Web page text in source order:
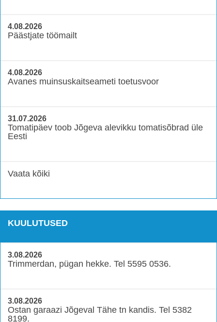
4.08.2026
Päästjate töömailt
4.08.2026
Avanes muinsuskaitseameti toetusvoor
31.07.2026
Tomatipäev toob Jõgeva alevikku tomatisõbrad üle
Eesti
Vaata kõiki
KUULUTUSED
3.08.2026
Trimmerdan, pügan hekke. Tel 5595 0536.
3.08.2026
Ostan garaazi Jõgeval Tähe tn kandis. Tel 5382
8199.